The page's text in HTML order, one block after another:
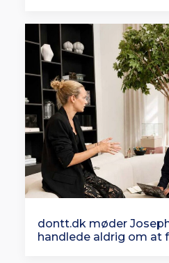
dontt.dk møder
handlede aldrig om at